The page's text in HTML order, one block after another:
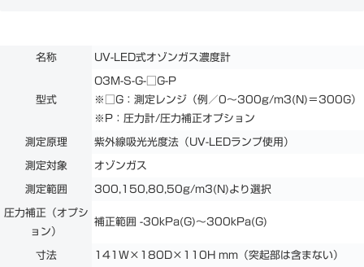
名称 UV-LED式オゾンガス濃度計
型式
O3M-S-G-□G-P
※□G：測定レンジ（例／0～300g/m3(N)＝300G）
※P：圧力計/圧力補正オプション
測定原理 紫外線吸光光度法（UV-LEDランプ使用）
測定対象 オゾンガス
測定範囲 300,150,80,50g/m3(N)より選択
圧力補正（オプシ
ョン）
補正範囲 -30kPa(G)～300kPa(G)
寸法 141W×180D×110H mm（突起部は含まない）